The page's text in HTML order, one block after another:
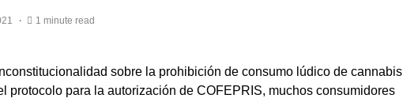
1 minute read
sobre la prohibición de consumo lúdico de cannabis
protocolo para la autorización de COFEPRIS, muchos consumidores